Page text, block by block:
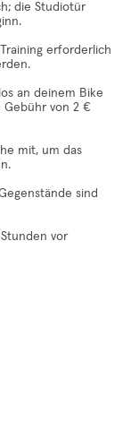
die Studiotür
erforderlich
an deinem Bike
Gebühr von 2 €
mit, um das
sind
vor